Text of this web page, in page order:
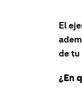
El
de tu
¿En